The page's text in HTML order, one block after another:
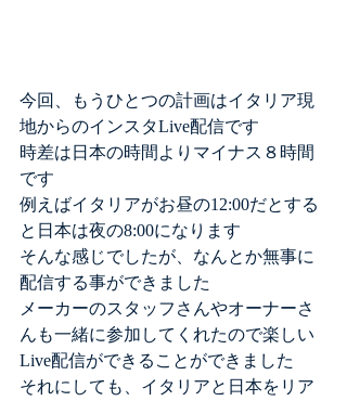
今回、もうひとつの計画はイタリア現
地からのインスタLive配信です
時差は日本の時間よりマイナス８時間
です
例えばイタリアがお昼の12:00だとする
と日本は夜の8:00になります
そんな感じでしたが、なんとか無事に
配信する事ができました
メーカーのスタッフさんやオーナーさ
んも一緒に参加してくれたので楽しい
Live配信ができることができました
それにしても、イタリアと日本をリア